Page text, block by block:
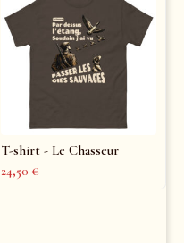
T-shirt - Le Chasseur
24,50 €